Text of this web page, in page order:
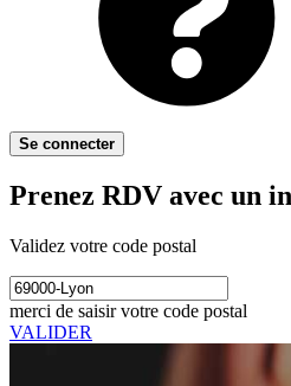
Se connecter
Prenez RDV avec un
Validez votre code postal
merci de saisir votre code postal
VALIDER